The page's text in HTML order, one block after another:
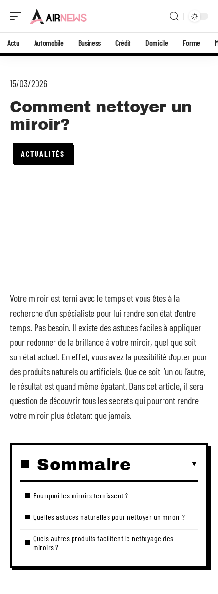
Actu Automobile Business Crédit Domicile Forme
15/03/2026
Comment nettoyer un
miroir?
ACTUALITÉS
Votre miroir est terni avec le temps et vous êtes à la
recherche d’un spécialiste pour lui rendre son état d’entre
temps. Pas besoin. Il existe des astuces faciles à appliquer
pour redonner de la brillance à votre miroir, quel que soit
son état actuel. En effet, vous avez la possibilité d’opter pour
des produits naturels ou artificiels. Que ce soit l’un ou l’autre,
le résultat est quand même épatant. Dans cet article, il sera
question de découvrir tous les secrets qui pourront rendre
votre miroir plus éclatant que jamais.
Sommaire
Pourquoi les miroirs ternissent ?
Quelles astuces naturelles pour nettoyer un miroir ?
Quels autres produits facilitent le nettoyage des
miroirs ?